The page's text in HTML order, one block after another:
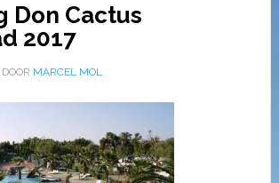
Don Cactus
2017
MARCEL MOL